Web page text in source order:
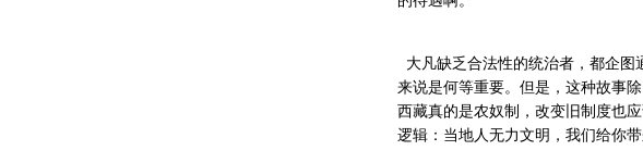
大凡缺乏合法性的统治者，都企图
来说是何等重要。但是，这种故事
西藏真的是农奴制，改变旧制度也
逻辑：当地人无力文明，我们给你带